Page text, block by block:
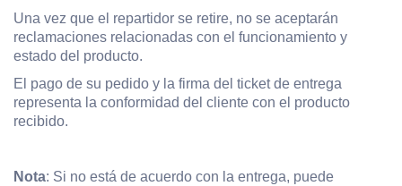
Una vez que el repartidor se retire, no se aceptarán
reclamaciones relacionadas con el funcionamiento y
estado del producto.
El pago de su pedido y la firma del ticket de entrega
representa la conformidad del cliente con el producto
recibido.
Nota: Si no está de acuerdo con la entrega, puede